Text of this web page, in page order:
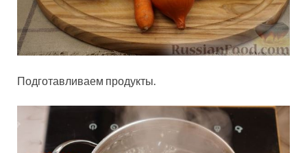
Подготавливаем продукты.